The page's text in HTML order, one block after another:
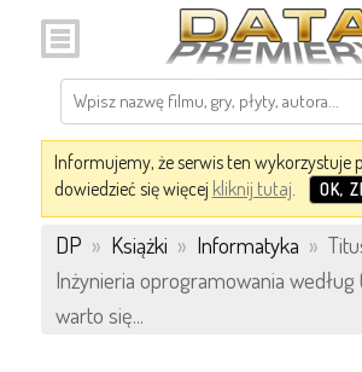
Informujemy, że serwis ten wykorzystuje
dowiedzieć się więcej kliknij tutaj. OK,
DP » Książki » Informatyka »
Inżynieria oprogramowania według
warto się...